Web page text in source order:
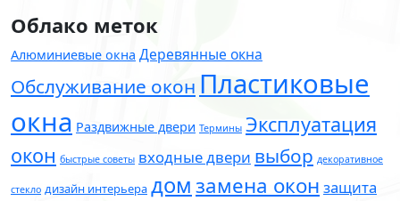
Облако меток
Алюминиевые окна Деревянные окна
Обслуживание окон Пластиковые
окна Раздвижные двери Термины Эксплуатация
окон быстрые советы входные двери выбор декоративное
стекло дизайн интерьера домзамена окон защита